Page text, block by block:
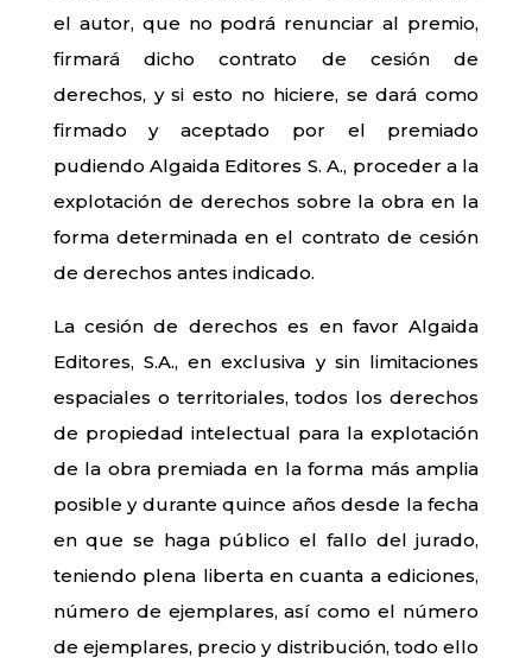
el autor, que no podrá renunciar al premio,
firmará dicho contrato de cesión de
derechos, y si esto no hiciere, se dará como
firmado y aceptado por el premiado
pudiendo Algaida Editores S. A., proceder a la
explotación de derechos sobre la obra en la
forma determinada en el contrato de cesión
de derechos antes indicado.
La cesión de derechos es en favor Algaida
Editores, S.A., en exclusiva y sin limitaciones
espaciales o territoriales, todos los derechos
de propiedad intelectual para la explotación
de la obra premiada en la forma más amplia
posible y durante quince años desde la fecha
en que se haga público el fallo del jurado,
teniendo plena liberta en cuanta a ediciones,
número de ejemplares, así como el número
de ejemplares, precio y distribución, todo ello